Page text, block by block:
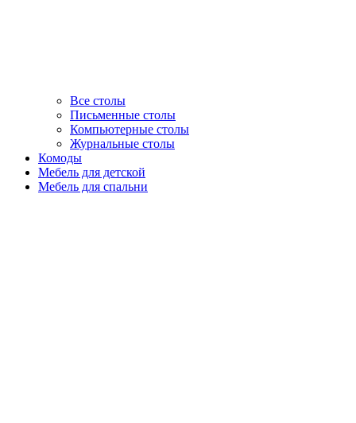
Все столы
Письменные столы
Компьютерные столы
Журнальные столы
Комоды
Мебель для детской
Мебель для спальни